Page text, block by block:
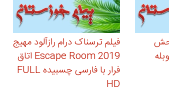
فیلم ترسناک درام رازآلود مهیج
Escape Room 2019 اتاق
فرار با فارسی چسبیده FULL
HD